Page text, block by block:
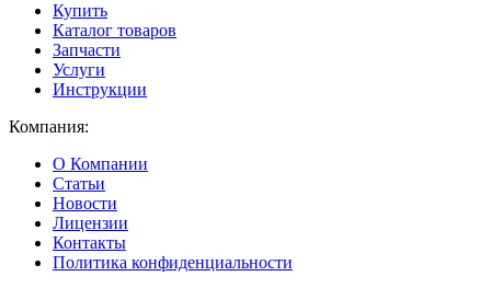
Купить
Каталог товаров
Запчасти
Услуги
Инструкции
Компания:
О Компании
Статьи
Новости
Лицензии
Контакты
Политика конфиденциальности